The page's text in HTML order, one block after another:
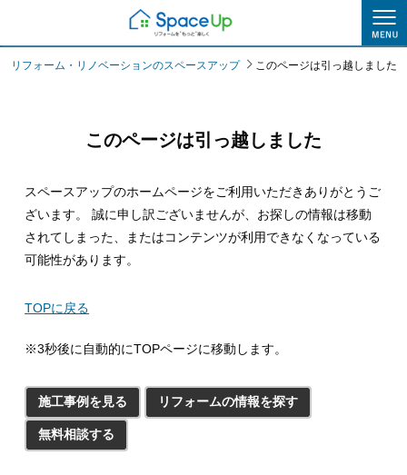
このページは引っ越しました
リフォーム・リノベーションのスペースアップ このページは引っ越しました
このページは引っ越しました
スペースアップのホームページをご利用いただきありがとうご
ざいます。
誠に申し訳ございませんが、お探しの情報は移動
されてしまった、またはコンテンツが利用できなくなっている
可能性があります。
TOPに戻る
※3秒後に自動的にTOPページに移動します。
施工事例を見る リフォームの情報を探す
無料相談する